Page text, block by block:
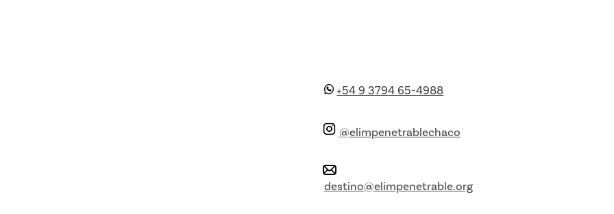
+54 9 3794 65-4988
@elimpenetrablechaco
destino@elimpenetrable.org